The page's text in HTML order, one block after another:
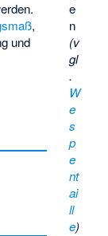
e
n
(v
gl
.
W
e
s
p
e
nt
ai
ll
e)
,
und